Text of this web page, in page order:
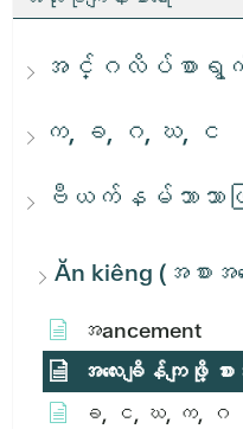
အင်္ဂလိပ်စာရွက်စ
က, ခ, ဂ, ဃ, င
ဗီယက်နမ်ဘာသာဖြ
Ăn kiêng (အစားအ
အ​ancement
အ​လေး​ချိန်​ကျ​ဖို့​ စ
ခ, င, ဃ, က, ဂ